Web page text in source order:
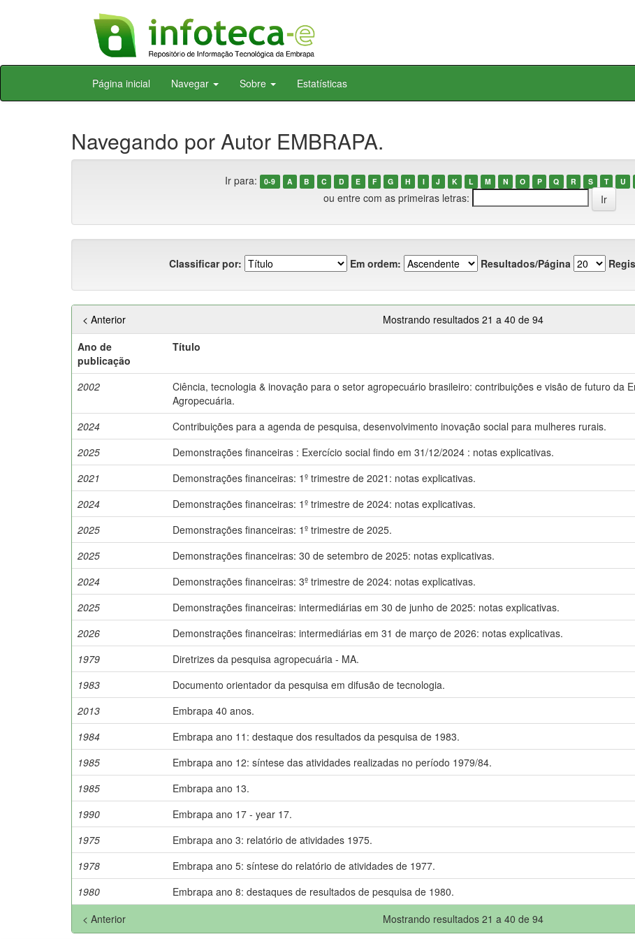
Skip
Página inicial Navegar Sobre Estatísticas
Navegando por Autor EMBRAPA.
Ir para: 0-9 A B C D E F G H I J K L M N O P Q R S T U
ou entre com as primeiras letras:
Classificar por: Em ordem: Resultados/Página
Mostrando resultados 21 a 40 de 94
< Anterior
Ano de
publicação
Título
2002
Ciência, tecnologia & inovação para o setor agropecuário brasileiro: contribuições e visão de futuro da
Agropecuária.
2024 Contribuições para a agenda de pesquisa, desenvolvimento inovação social para mulheres rurais.
2025
Demonstrações financeiras : Exercício social findo em 31/12/2024 : notas explicativas.
2021
Demonstrações financeiras: 1º trimestre de 2021: notas explicativas.
2024
Demonstrações financeiras: 1º trimestre de 2024: notas explicativas.
2025
Demonstrações financeiras: 1º trimestre de 2025.
2025
Demonstrações financeiras: 30 de setembro de 2025: notas explicativas.
2024
Demonstrações financeiras: 3º trimestre de 2024: notas explicativas.
2025
Demonstrações financeiras: intermediárias em 30 de junho de 2025: notas explicativas.
2026
Demonstrações financeiras: intermediárias em 31 de março de 2026: notas explicativas.
1979
Diretrizes da pesquisa agropecuária - MA.
1983
Documento orientador da pesquisa em difusão de tecnologia.
2013
Embrapa 40 anos.
1984
Embrapa ano 11: destaque dos resultados da pesquisa de 1983.
1985
Embrapa ano 12: síntese das atividades realizadas no período 1979/84.
1985
Embrapa ano 13.
1990
Embrapa ano 17 - year 17.
1975
Embrapa ano 3: relatório de atividades 1975.
1978
Embrapa ano 5: síntese do relatório de atividades de 1977.
1980
Embrapa ano 8: destaques de resultados de pesquisa de 1980.
Mostrando resultados 21 a 40 de 94
< Anterior